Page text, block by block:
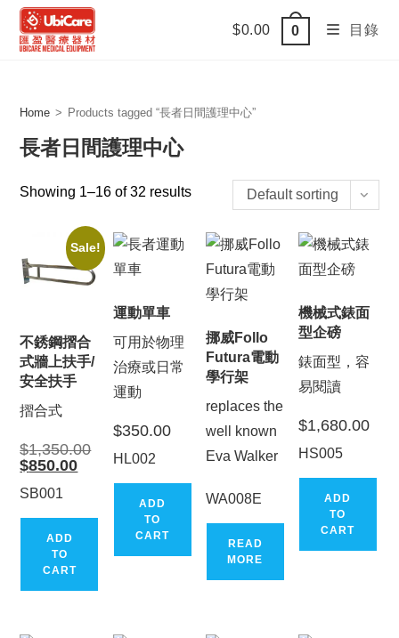
Skip
content
$0.00 0 目錄
Home > Products tagged “長者日間護理中心”
長者日間護理中心
Showing 1–16 of 32 results Default sorting
Sale!
不銹鋼摺合
式牆上扶手/
安全扶手
摺合式
$1,350.00Original
price
$1,350.00.
$850.00Current
price
SB001
ADD
TO
CART
運動單車
可用於物理
治療或日常
運動
$350.00
HL002
ADD
TO
CART
挪威Follo
Futura電動
學行架
replaces the
well known
Eva Walker
WA008E
READ
MORE
機械式錶面
型企磅
錶面型，容
易閱讀
$1,680.00
HS005
ADD
TO
CART